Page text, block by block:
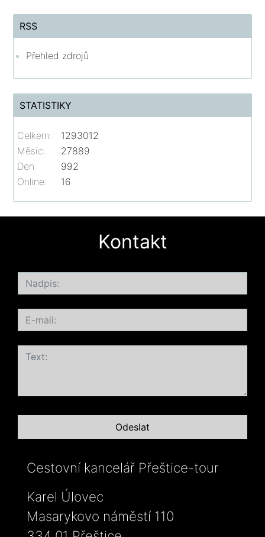
RSS
Přehled zdrojů
STATISTIKY
Online: 16
Celkem:
1293012
Měsíc:
27889
Den:
992
Kontakt
Cestovní kancelář Přeštice-tour
Karel Úlovec
Masarykovo náměstí 110